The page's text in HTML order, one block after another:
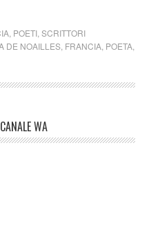
, POETI, SCRITTORI
DE NOAILLES, FRANCIA, POETA,
WA